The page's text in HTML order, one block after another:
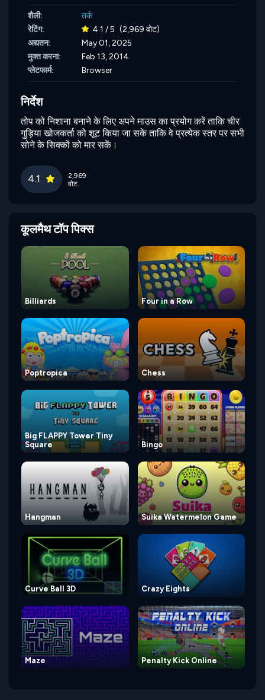
शैली:
तर्क
रेटिंग:
4.1 / 5 (2,969 वोट)
अद्यतन:
May 01, 2025
मुक्त करना:
Feb 13, 2014
प्लेटफार्म:
Browser
निर्देश
तोप को निशाना बनाने के लिए अपने माउस का प्रयोग करें ताकि चीर
गुड़िया खोजकर्ता को शूट किया जा सके ताकि वे प्रत्येक स्तर पर सभी
सोने के सिक्कों को मार सकें।
4.1
2,969
वोट
कूलमैथ टॉप पिक्स
Billiards Four in a Row
Poptropica Chess
Big FLAPPY Tower Tiny
Square
Bingo
Hangman Suika Watermelon Game
Curve Ball 3D Crazy Eights
Maze Penalty Kick Online